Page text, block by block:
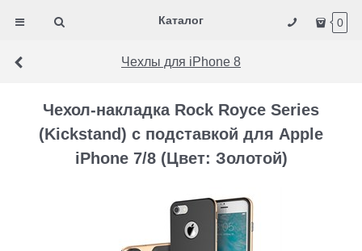
Каталог 0
Чехлы для iPhone 8
Чехол-накладка Rock Royce Series
(Kickstand) с подставкой для Apple
iPhone 7/8 (Цвет: Золотой)